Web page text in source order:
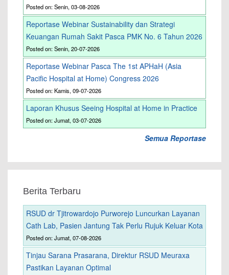
Posted on: Senin, 03-08-2026
Reportase Webinar Sustainability dan Strategi
Keuangan Rumah Sakit Pasca PMK No. 6 Tahun 2026
Posted on: Senin, 20-07-2026
Reportase Webinar Pasca The 1st APHaH (Asia
Pacific Hospital at Home) Congress 2026
Posted on: Kamis, 09-07-2026
Laporan Khusus Seeing Hospital at Home in Practice
Posted on: Jumat, 03-07-2026
Semua Reportase
Berita Terbaru
RSUD dr Tjitrowardojo Purworejo Luncurkan Layanan
Cath Lab, Pasien Jantung Tak Perlu Rujuk Keluar Kota
Posted on: Jumat, 07-08-2026
Tinjau Sarana Prasarana, Direktur RSUD Meuraxa
Pastikan Layanan Optimal